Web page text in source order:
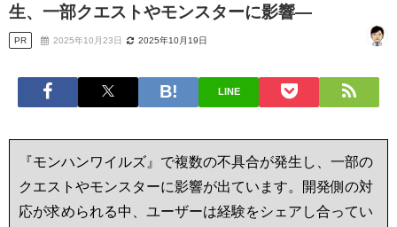
生、一部クエストやモンスターに影響―
PR 2025年10月23日 2025年10月19日
LINE
『モンハンワイルズ』で複数の不具合が発生し、一部の
クエストやモンスターに影響が出ています。開発側の対
応が求められる中、ユーザーは経験をシェアし合ってい